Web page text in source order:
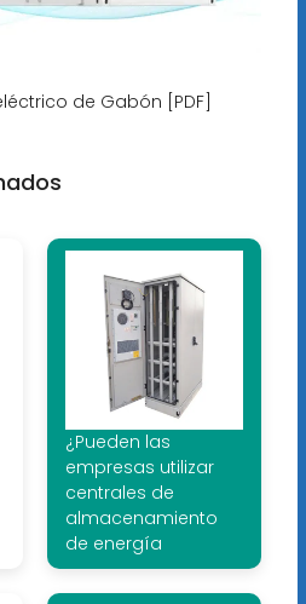
de Gabón [PDF]
¿Pueden las
empresas utilizar
centrales de
almacenamiento
de energía